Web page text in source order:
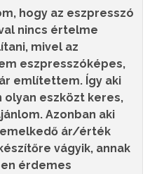
hogy az eszpresszó
nincs értelme
mivel az
eszpresszóképes,
említettem. Így aki
olyan eszközt keres,
Azonban aki
ár/érték
vágyik, annak
érdemes